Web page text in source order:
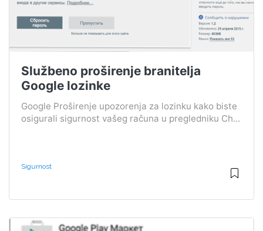
Službeno proširenje branitelja
Google lozinke
Google Proširenje upozorenja za lozinku kako biste
osigurali sigurnost vašeg računa u pregledniku Ch...
Sigurnost